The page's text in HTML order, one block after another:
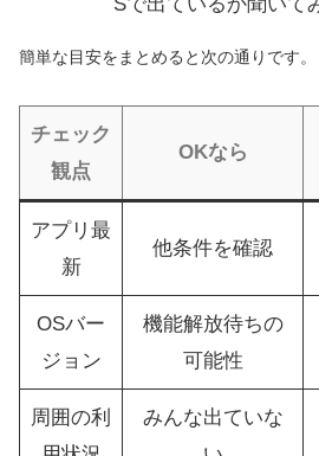
簡単な目安をまとめると次の通りです。
チェック
観点
OKなら
アプリ最
新
他条件を確認
OSバー
ジョン
機能解放待ちの
可能性
周囲の利
みんな出ていな